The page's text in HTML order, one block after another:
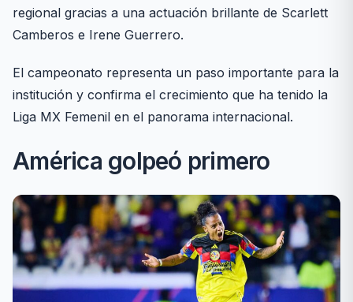
regional gracias a una actuación brillante de Scarlett
Camberos e Irene Guerrero.
El campeonato representa un paso importante para la
institución y confirma el crecimiento que ha tenido la
Liga MX Femenil en el panorama internacional.
América golpeó primero